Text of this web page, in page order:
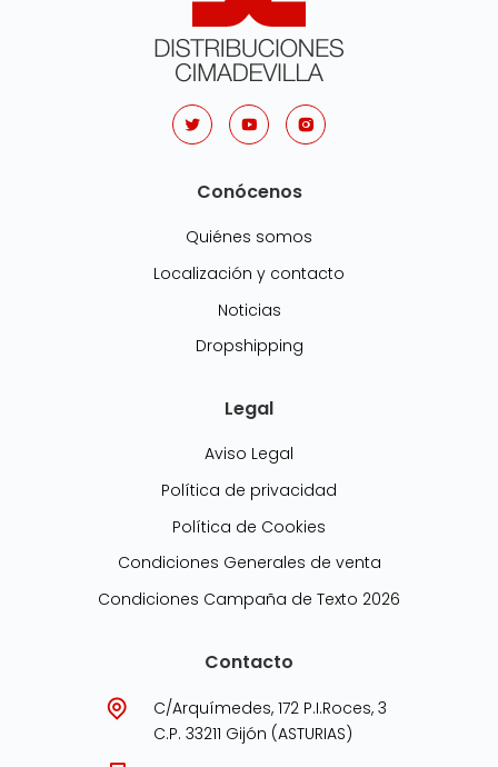
Conócenos
Quiénes somos
Localización y contacto
Noticias
Dropshipping
Legal
Aviso Legal
Política de privacidad
Política de Cookies
Condiciones Generales de venta
Condiciones Campaña de Texto 2026
Contacto
C/Arquímedes, 172 P.I.Roces, 3
C.P. 33211 Gijón (ASTURIAS)